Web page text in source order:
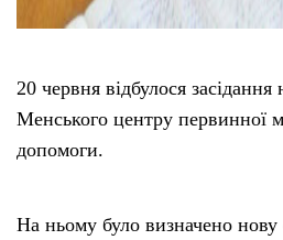
20 червня відбулося засідання
Менського центру первинної
допомоги.
На ньому було визначено